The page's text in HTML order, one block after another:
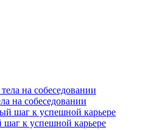
на собеседовании
к успешной карьере